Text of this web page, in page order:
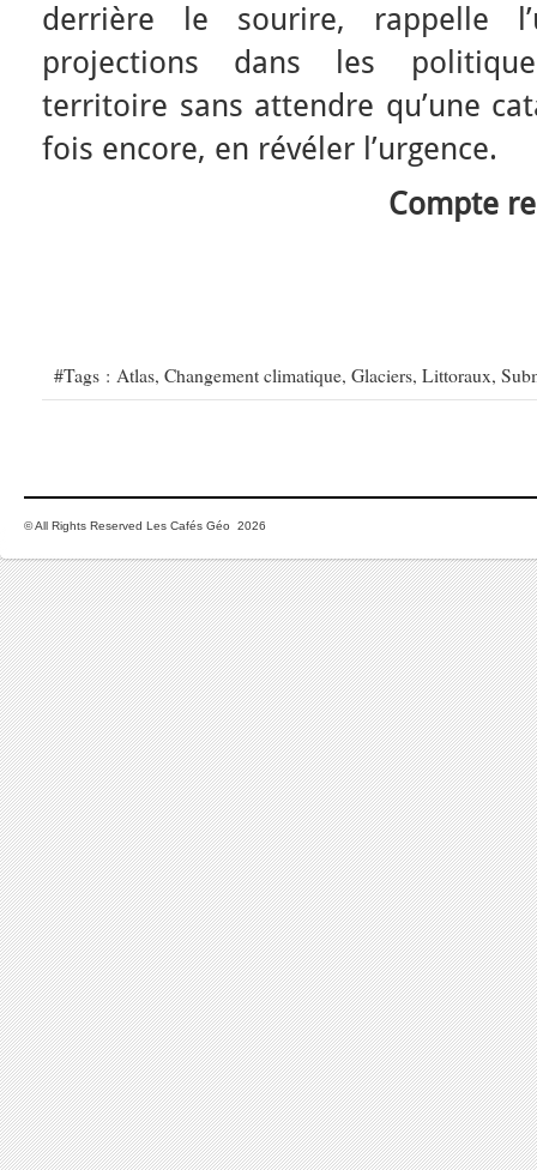
derrière le sourire, rappelle
projections dans les
territoire sans attendre qu’une
fois encore, en révéler l’urgence.
Compte
#Tags : Atlas, Changement climatique, Glaciers, Littoraux,
© All Rights Reserved Les Cafés Géo 2026